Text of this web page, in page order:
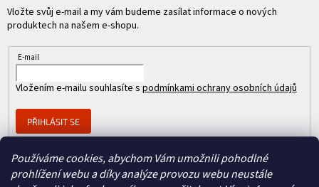
Používáme cookies, abychom Vám umožnili pohodlné
prohlížení webu a díky analýze provozu webu neustále
Vložte svůj e-mail a my vám budeme zasílat informace o nových
produktech na našem e-shopu.
E-mail
Vložením e-mailu souhlasíte s podmínkami ochrany osobních údajů
PŘIHLÁSIT SE
Člen skupiny